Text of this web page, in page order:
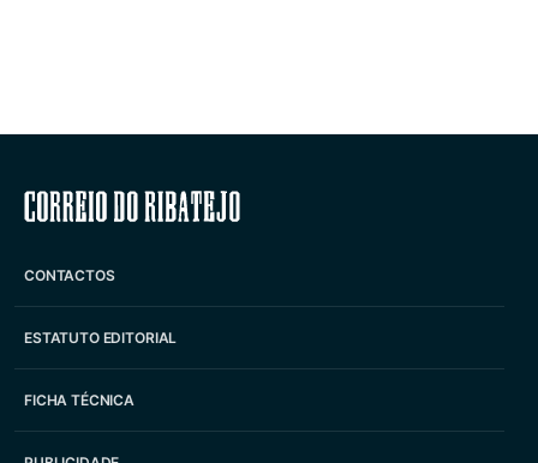
Correio do Ribatejo
CONTACTOS
ESTATUTO EDITORIAL
FICHA TÉCNICA